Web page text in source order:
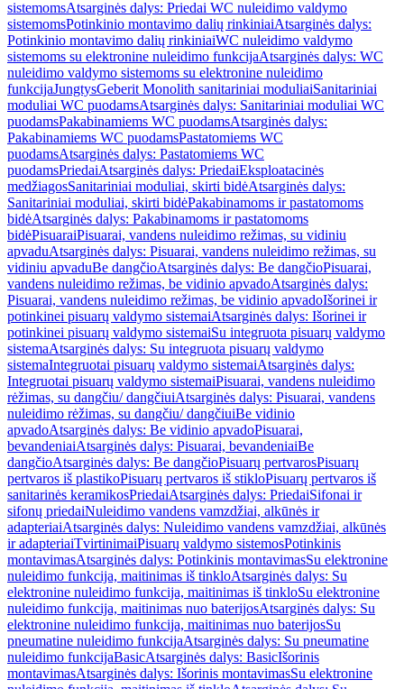
sistemomsAtsarginės dalys: Priedai WC nuleidimo valdymo
sistemomsPotinkinio montavimo dalių rinkiniaiAtsarginės dalys:
Potinkinio montavimo dalių rinkiniaiWC nuleidimo valdymo
sistemoms su elektronine nuleidimo funkcijaAtsarginės dalys: WC
nuleidimo valdymo sistemoms su elektronine nuleidimo
funkcijaJungtysGeberit Monolith sanitariniai moduliaiSanitariniai
moduliai WC puodamsAtsarginės dalys: Sanitariniai moduliai WC
puodamsPakabinamiems WC puodamsAtsarginės dalys:
Pakabinamiems WC puodamsPastatomiems WC
puodamsAtsarginės dalys: Pastatomiems WC
puodamsPriedaiAtsarginės dalys: PriedaiEksploatacinės
medžiagosSanitariniai moduliai, skirti bidėAtsarginės dalys:
Sanitariniai moduliai, skirti bidėPakabinamoms ir pastatomoms
bidėAtsarginės dalys: Pakabinamoms ir pastatomoms
bidėPisuaraiPisuarai, vandens nuleidimo režimas, su vidiniu
apvaduAtsarginės dalys: Pisuarai, vandens nuleidimo režimas, su
vidiniu apvaduBe dangčioAtsarginės dalys: Be dangčioPisuarai,
vandens nuleidimo režimas, be vidinio apvadoAtsarginės dalys:
Pisuarai, vandens nuleidimo režimas, be vidinio apvadoIšorinei ir
potinkinei pisuarų valdymo sistemaiAtsarginės dalys: Išorinei ir
potinkinei pisuarų valdymo sistemaiSu integruota pisuarų valdymo
sistemaAtsarginės dalys: Su integruota pisuarų valdymo
sistemaIntegruotai pisuarų valdymo sistemaiAtsarginės dalys:
Integruotai pisuarų valdymo sistemaiPisuarai, vandens nuleidimo
rėžimas, su dangčiu/ dangčiuiAtsarginės dalys: Pisuarai, vandens
nuleidimo rėžimas, su dangčiu/ dangčiuiBe vidinio
apvadoAtsarginės dalys: Be vidinio apvadoPisuarai,
bevandeniaiAtsarginės dalys: Pisuarai, bevandeniaiBe
dangčioAtsarginės dalys: Be dangčioPisuarų pertvarosPisuarų
pertvaros iš plastikoPisuarų pertvaros iš stikloPisuarų pertvaros iš
sanitarinės keramikosPriedaiAtsarginės dalys: PriedaiSifonai ir
sifonų priedaiNuleidimo vandens vamzdžiai, alkūnės ir
adapteriaiAtsarginės dalys: Nuleidimo vandens vamzdžiai, alkūnės
ir adapteriaiTvirtinimaiPisuarų valdymo sistemosPotinkinis
montavimasAtsarginės dalys: Potinkinis montavimasSu elektronine
nuleidimo funkcija, maitinimas iš tinkloAtsarginės dalys: Su
elektronine nuleidimo funkcija, maitinimas iš tinkloSu elektronine
nuleidimo funkcija, maitinimas nuo baterijosAtsarginės dalys: Su
elektronine nuleidimo funkcija, maitinimas nuo baterijosSu
pneumatine nuleidimo funkcijaAtsarginės dalys: Su pneumatine
nuleidimo funkcijaBasicAtsarginės dalys: BasicIšorinis
montavimasAtsarginės dalys: Išorinis montavimasSu elektronine